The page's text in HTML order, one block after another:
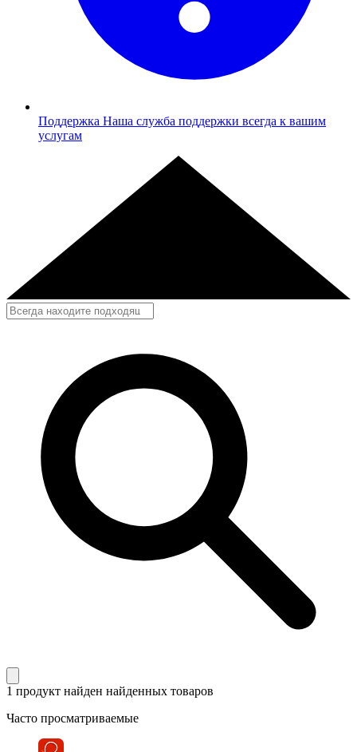
Поддержка Наша служба поддержки всегда к вашим
услугам
1 продукт найден найденных товаров
Часто просматриваемые